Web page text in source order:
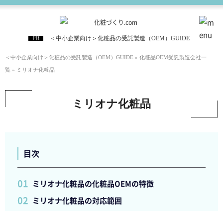
＜中小企業向け＞化粧品の受託製造（OEM）GUIDE
＜中小企業向け＞化粧品の受託製造（OEM）GUIDE » 化粧品OEM受託製造会社一
覧 » ミリオナ化粧品
ミリオナ化粧品
目次
ミリオナ化粧品の化粧品OEMの特徴
ミリオナ化粧品の対応範囲